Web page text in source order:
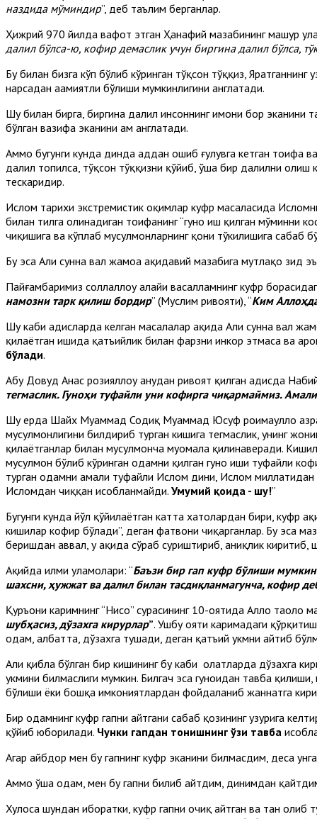
наздида мўминдир”, деб таълим берганлар.
Ҳижрий 970 йилда вафот этган Ҳанафий мазҳабининг машҳур
далил бўлса-ю, кофир демаслик учун биргина далил бўлса,
Бу билан бизга кўп бўлиб кўринган тўқсон тўққиз, Яратганнинг
нарсадан аҳамиятли бўлиши мумкинлигини англатади.
Шу билан бирга, биргина далил инсоннинг имони бор
бўлган вазифа эканини ҳам англатади.
Аммо бугунги кунда динда ҳаддан ошиб ғулувга кетган
далил топилса, тўқсон тўққизни қўйиб, ўша бир далилни олиш
тескаридир.
Ислом тарихи экстремистик оқимлар куфр масаласида
билан тилга олинадиган тоифанинг “гуноҳ иш қилган мўминни
чиқишига ва кўплаб мусулмонларнинг қони тўкилишига сабаб
Бу эса Аҳли сунна вал жамоа ақидавий мазҳабига мутлақо зид
Пайғамбаримиз соллаллоҳу алайҳи васалламнинг куфр
намозни тарк қилиш бордир” (Муслим ривояти), “Ким
Шу каби ҳадисларда келган масалалар ҳақида Аҳли сунна вал
қилаётган ишида қатъийлик билан фарзни инкор этмаса ва
бўлади.
Абу Довуд Анас розияллоҳу анҳудан ривоят қилган ҳадисда
тегмаслик. Гуноҳи туфайли уни кофирга чиқармаймиз.
Шу ерда Шайх Муҳаммад Содиқ Муҳаммад Юсуф роҳимаҳуллоҳ
мусулмонлигини билдириб турган кишига тегмаслик, унинг
қилаётганлар билан мусулмонча муомала қилинаверади.
мусулмон бўлиб кўринган одамни қилган гуноҳ иши туфайли
турган одамни амали туфайли Ислом дини, Ислом
Исломдан чиққан ҳисобланмайди. Умумий қоида - шу!”
Бугунги кунда йўл қўйилаётган катта хатолардан бири, куфр
кишилар кофир бўлади”, деган фатвони чиқарганлар. Бу эса
беришдан аввал, у ҳақида сўраб суриштириб, аниқлик
Ақийда илми уламолари: “Баъзи бир гап куфр бўлиши
шахсни, ҳужжат ва далил билан тасдиқланмагунча, кофир
Қуръони каримнинг “Нисо” сурасининг 10-оятида Аллоҳ таоло
шубҳасиз, дўзахга кирурлар”. Ушбу ояти каримадаги
одам, албатта, дўзахга тушади, деган қатъий ҳукмни айтиб
Аҳли қибла бўлган бир кишининг бу каби ҳолатларда дўзахга
ҳукмини билмаслиги мумкин. Билгач эса гуноҳидан тавба
бўлиши ёки бошқа имкониятлардан фойдаланиб жаннатга
Бир одамнинг куфр гапни айтгани сабаб қозининг ҳузурига
қўйиб юборилади. Чунки гапдан тонишнинг ўзи тавба
Агар айбдор мен бу гапнинг куфр эканини билмасдим, деса
Аммо ўша одам, мен бу гапни билиб айтдим, динимдан
Хулоса шундан иборатки, куфр гапни очиқ айтган ва тан